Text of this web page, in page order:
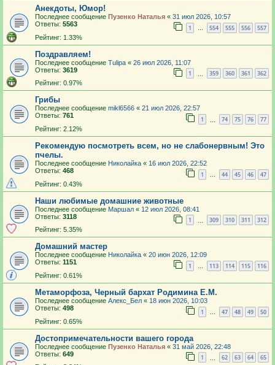
Анекдоты, Юмор!
Последнее сообщение Пузенко Наталья « 31 июл 2026, 10:57
Ответы: 5563 1 … 554 555 556 557
Рейтинг: 1.33%
Поздравляем!
Последнее сообщение Tulipa « 26 июл 2026, 11:07
Ответы: 3619 1 359 360 361 362
Рейтинг: 0.97%
Грибы
Последнее сообщение mikl6566 « 21 июл 2026, 22:57
Ответы: 761 1 74 75 76 77
Рейтинг: 2.12%
Рекомендую посмотреть всем, но не слабонервным! Это
пчелы.
Последнее сообщение Николайка « 16 июл 2026, 22:52
Ответы: 468 1 … 44 45 46 47
Рейтинг: 0.43%
Наши любимые домашние животные
Последнее сообщение Маршал « 12 июл 2026, 08:41
Ответы: 3118 1 309 310 311 312
Рейтинг: 5.35%
Домашний мастер
Последнее сообщение Николайка « 20 июн 2026, 12:09
Ответы: 1151 1 … 113 114 115 116
Рейтинг: 0.61%
Метаморфоза, Черный бархат Родимина Е.М.
Последнее сообщение Алекс_Бел « 18 июн 2026, 10:03
Ответы: 498 1 … 47 48 49 50
Рейтинг: 0.65%
Достопримечательности вашего города
Последнее сообщение Пузенко Наталья « 31 май 2026, 22:48
Ответы: 649 1 62 63 64 65